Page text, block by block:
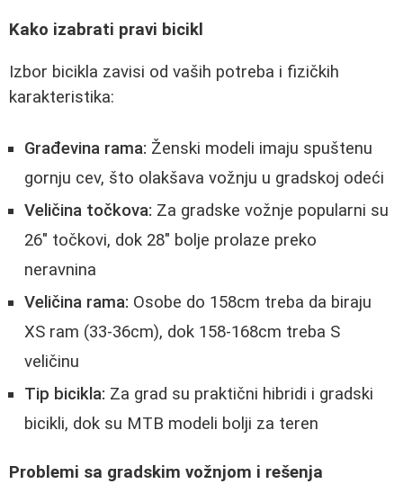
Kako izabrati pravi bicikl
Izbor bicikla zavisi od vaših potreba i fizičkih
karakteristika:
Građevina rama: Ženski modeli imaju spuštenu
gornju cev, što olakšava vožnju u gradskoj odeći
Veličina točkova: Za gradske vožnje popularni su
26" točkovi, dok 28" bolje prolaze preko
neravnina
Veličina rama: Osobe do 158cm treba da biraju
XS ram (33-36cm), dok 158-168cm treba S
veličinu
Tip bicikla: Za grad su praktični hibridi i gradski
bicikli, dok su MTB modeli bolji za teren
Problemi sa gradskim vožnjom i rešenja